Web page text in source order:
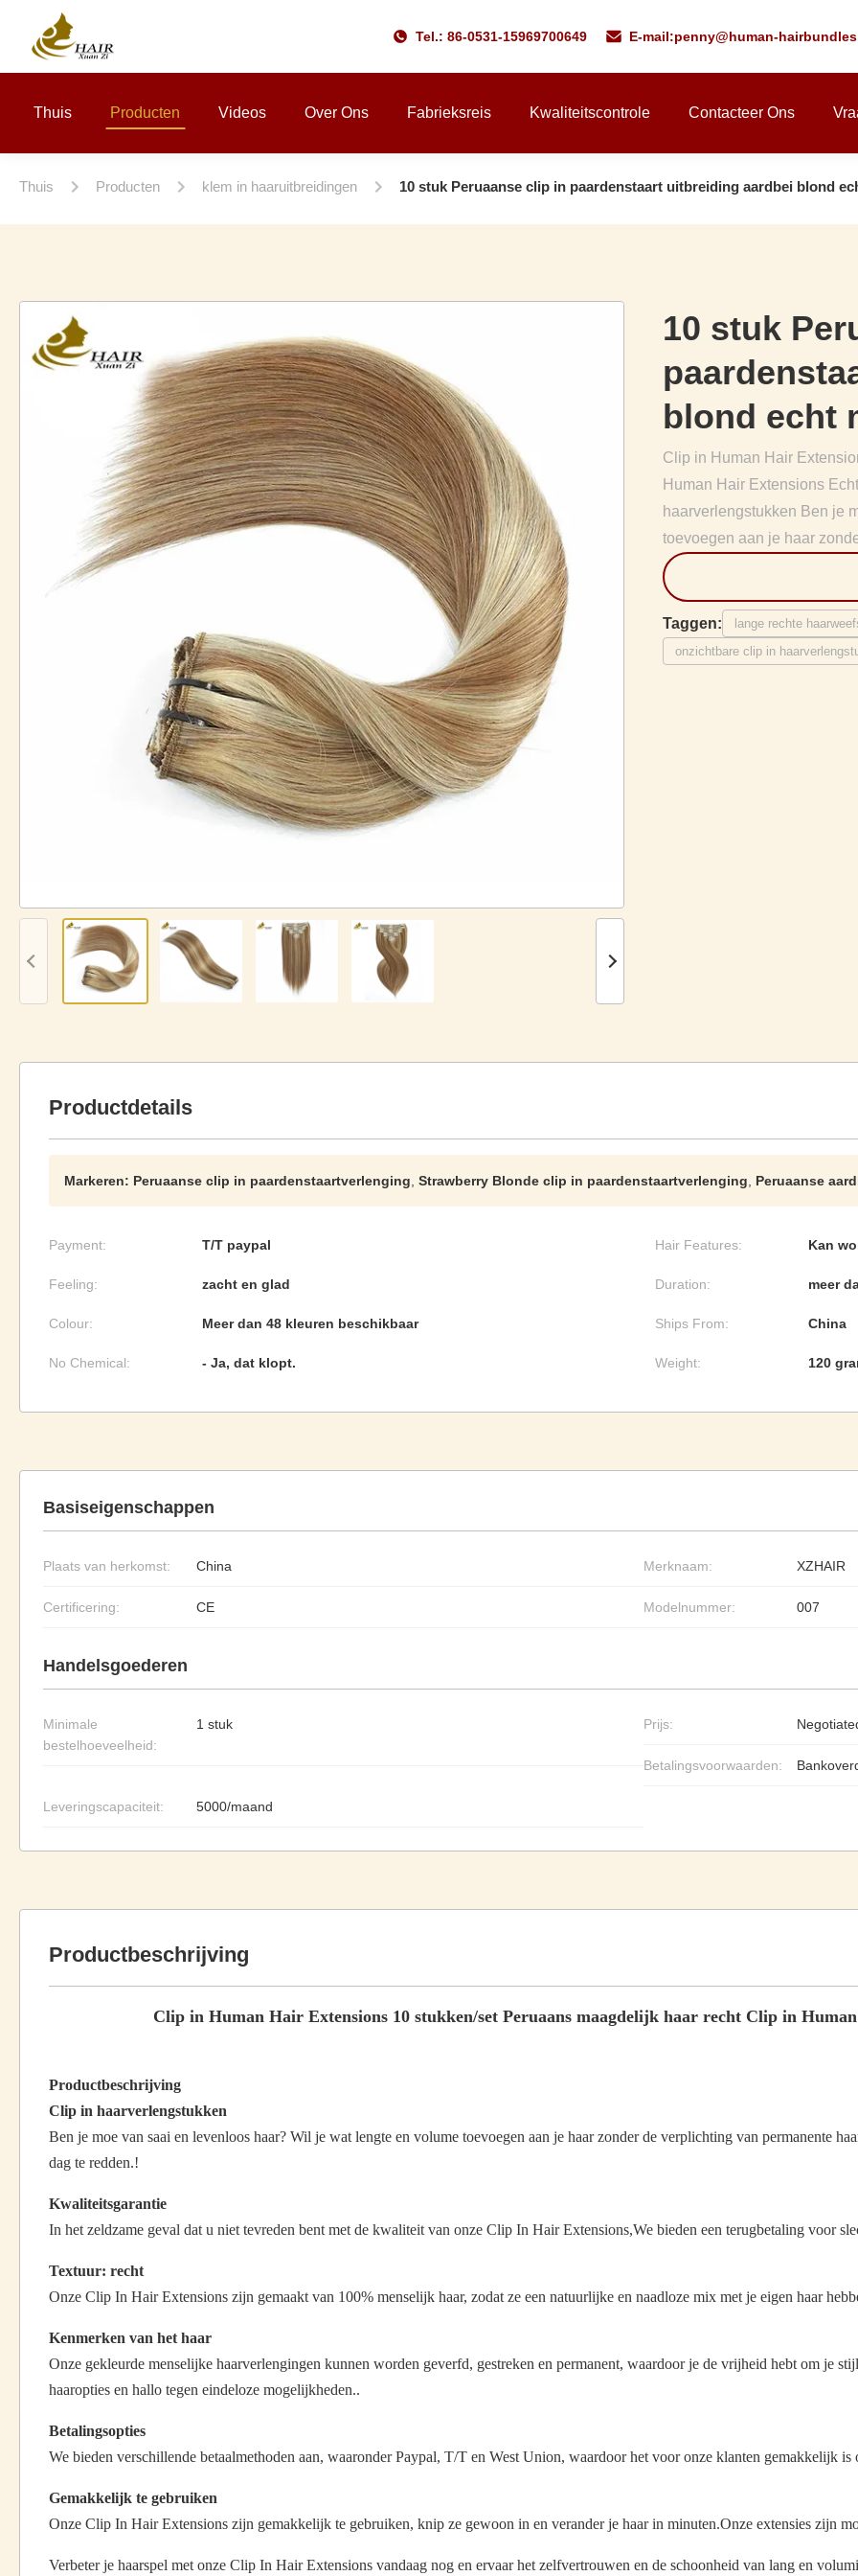
Tel.: 86-0531-15969700649 E-mail:penny@human-
Thuis Producten Videos Over Ons Fabrieksreis Kwaliteitscontrole Contacteer Ons
Thuis Producten klem in haaruitbreidingen 10 stuk Peruaanse clip in paardenstaart uitbreiding aardbei blond
10 stuk
blond echt
Clip in Human Hair
Human Hair Extensions
haarverlengstukken Ben je
toevoegen aan je haar
Taggen:
lange rechte
onzichtbare clip in
Productdetails
Markeren: Peruaanse clip in paardenstaartverlenging Strawberry Blonde clip in paardenstaartverlenging Peruaanse
Payment: T/T paypal Hair Features: Kan
Feeling: zacht en glad Duration: meer
Colour: Meer dan 48 kleuren beschikbaar Ships From: China
No Chemical: - Ja, dat klopt. Weight: 120
Basiseigenschappen
Plaats van herkomst: China Merknaam: XZHAIR
Certificering: CE Modelnummer: 007
Handelsgoederen
Minimale
bestelhoeveelheid:
1 stuk Prijs:
Betalingsvoorwaarden:
Leveringscapaciteit: 5000/maand
Productbeschrijving
Clip in Human Hair Extensions 10 stukken/set Peruaans maagdelijk haar recht Clip in
Productbeschrijving
Clip in haarverlengstukken
Ben je moe van saai en levenloos haar? Wil je wat lengte en volume toevoegen aan je haar zonder de verplichting van permanente
dag te redden.!
Kwaliteitsgarantie
In het zeldzame geval dat u niet tevreden bent met de kwaliteit van onze Clip In Hair Extensions,We bieden een terugbetaling voor
Textuur: recht
Onze Clip In Hair Extensions zijn gemaakt van 100% menselijk haar, zodat ze een natuurlijke en naadloze mix met je eigen haar
Kenmerken van het haar
Onze gekleurde menselijke haarverlengingen kunnen worden geverfd, gestreken en permanent, waardoor je de vrijheid hebt om je
haaropties en hallo tegen eindeloze mogelijkheden..
Betalingsopties
We bieden verschillende betaalmethoden aan, waaronder Paypal, T/T en West Union, waardoor het voor onze klanten gemakkelijk
Gemakkelijk te gebruiken
Onze Clip In Hair Extensions zijn gemakkelijk te gebruiken, knip ze gewoon in en verander je haar in minuten.Onze extensies zijn
Verbeter je haarspel met onze Clip In Hair Extensions vandaag nog en ervaar het zelfvertrouwen en de schoonheid van lang en